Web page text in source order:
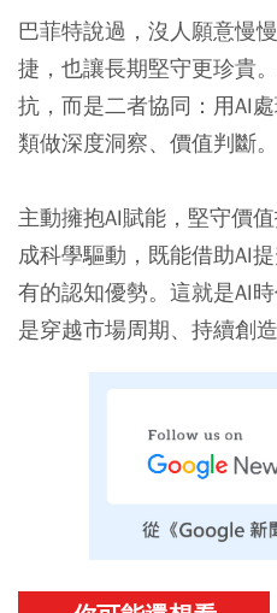
巴菲特說過，沒人願意慢
捷，也讓長期堅守更珍貴
抗，而是二者協同：用AI
類做深度洞察、價值判斷。
主動擁抱AI賦能，堅守價
成科學驅動，既能借助AI
有的認知優勢。這就是AI
是穿越市場周期、持續創造